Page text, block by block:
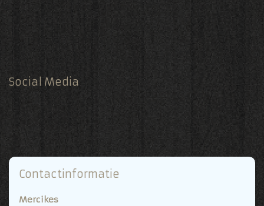
Social Media
Contactinformatie
Mercikes